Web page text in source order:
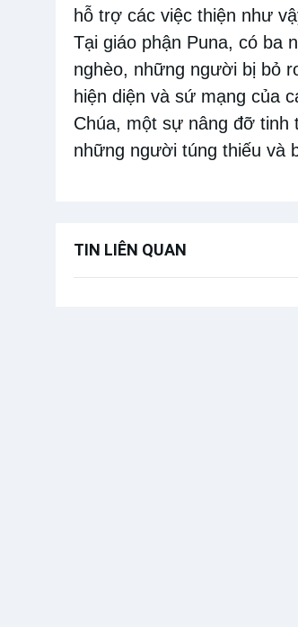
hỗ trợ các việc thiện như
Tại giáo phận Puna, có ba
nghèo, những người bị bỏ
hiện diện và sứ mạng của
Chúa, một sự nâng đỡ
những người túng thiếu và
TIN LIÊN QUAN